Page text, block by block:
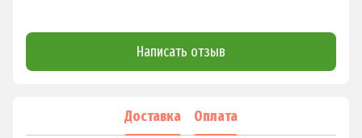
Написать отзыв
Доставка Оплата